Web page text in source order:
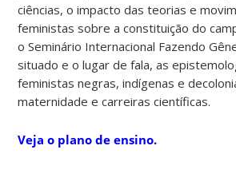
ciências, o impacto das teorias e
feministas sobre a constituição do
o Seminário Internacional Fazendo
situado e o lugar de fala, as
feministas negras, indígenas e
maternidade e carreiras científicas.
Veja o plano de ensino.